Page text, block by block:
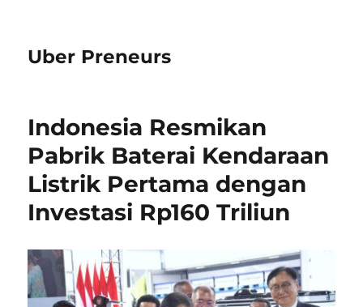
Uber Preneurs
Indonesia Resmikan
Pabrik Baterai Kendaraan
Listrik Pertama dengan
Investasi Rp160 Triliun